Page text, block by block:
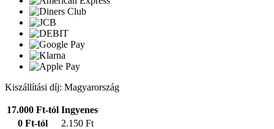
Kiszállítási díj: Magyarország
17.000 Ft-tól Ingyenes
0 Ft-tól
2.150 Ft